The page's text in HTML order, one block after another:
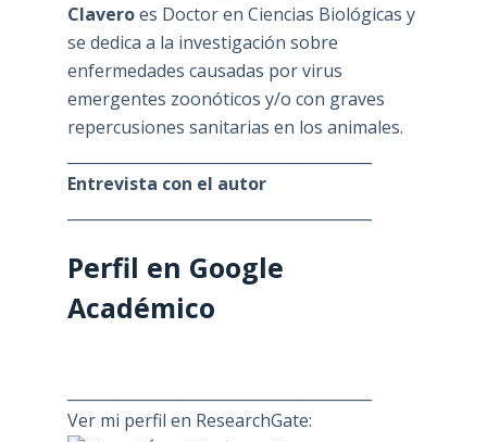
Claveroes Doctor en Ciencias Biológicas y
se dedica a la investigación sobre
enfermedades causadas por virus
emergentes zoonóticos y/o con graves
repercusiones sanitarias en los animales.
Entrevista con el autor
Perfil en Google
Académico
Ver mi perfil en ResearchGate: